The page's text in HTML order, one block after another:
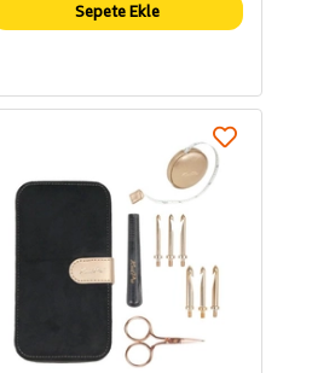
Sepete Ekle